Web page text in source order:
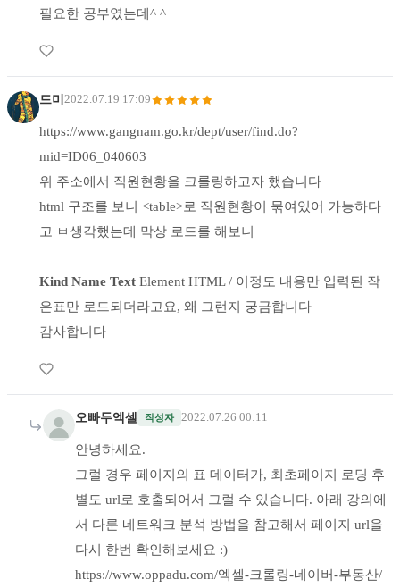
필요한 공부였는데^ ^
드미 2022.07.19 17:09
https://www.gangnam.go.kr/dept/user/find.do?
mid=ID06_040603
위 주소에서 직원현황을 크롤링하고자 했습니다
html 구조를 보니 <table>로 직원현황이 묶여있어 가능하다
고 ㅂ생각했는데 막상 로드를 해보니
Kind Name Text Element HTML / 이정도 내용만 입력된 작
은표만 로드되더라고요, 왜 그런지 궁금합니다
감사합니다
오빠두엑셀 작성자 2022.07.26 00:11
안녕하세요.
그럴 경우 페이지의 표 데이터가, 최초페이지 로딩 후
별도 url로 호출되어서 그럴 수 있습니다. 아래 강의에
서 다룬 네트워크 분석 방법을 참고해서 페이지 url을
다시 한번 확인해보세요 :)
https://www.oppadu.com/엑셀-크롤링-네이버-부동산/